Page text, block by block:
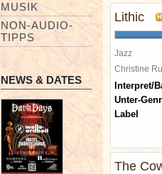
MUSIK
NON-AUDIO-
TIPPS
NEWS & DATES
Lithic
Jazz
Christine
Interpret/
Unter-
Label
The